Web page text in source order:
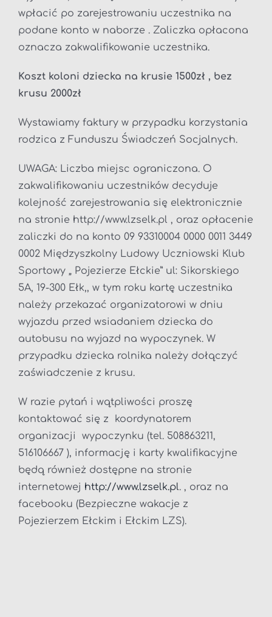
wpłacić po zarejestrowaniu uczestnika na
podane konto w naborze . Zaliczka opłacona
oznacza zakwalifikowanie uczestnika.
Koszt koloni dziecka na krusie 1500zł , bez
krusu 2000zł
Wystawiamy faktury w przypadku korzystania
rodzica z Funduszu Świadczeń Socjalnych.
UWAGA: Liczba miejsc ograniczona. O
zakwalifikowaniu uczestników decyduje
kolejność zarejestrowania się elektronicznie
na stronie http://www.lzselk.pl , oraz opłacenie
zaliczki do na konto 09 93310004 0000 0011 3449
0002 Międzyszkolny Ludowy Uczniowski Klub
Sportowy „ Pojezierze Ełckie” ul: Sikorskiego
5A, 19-300 Ełk,, w tym roku kartę uczestnika
należy przekazać organizatorowi w dniu
wyjazdu przed wsiadaniem dziecka do
autobusu na wyjazd na wypoczynek. W
przypadku dziecka rolnika należy dołączyć
zaświadczenie z krusu.
W razie pytań i wątpliwości proszę
kontaktować się z koordynatorem
organizacji wypoczynku (tel. 508863211,
516106667 ), informację i karty kwalifikacyjne
będą również dostępne na stronie
internetowej http://www.lzselk.pl. , oraz na
facebooku (Bezpieczne wakacje z
Pojezierzem Ełckim i Ełckim LZS).